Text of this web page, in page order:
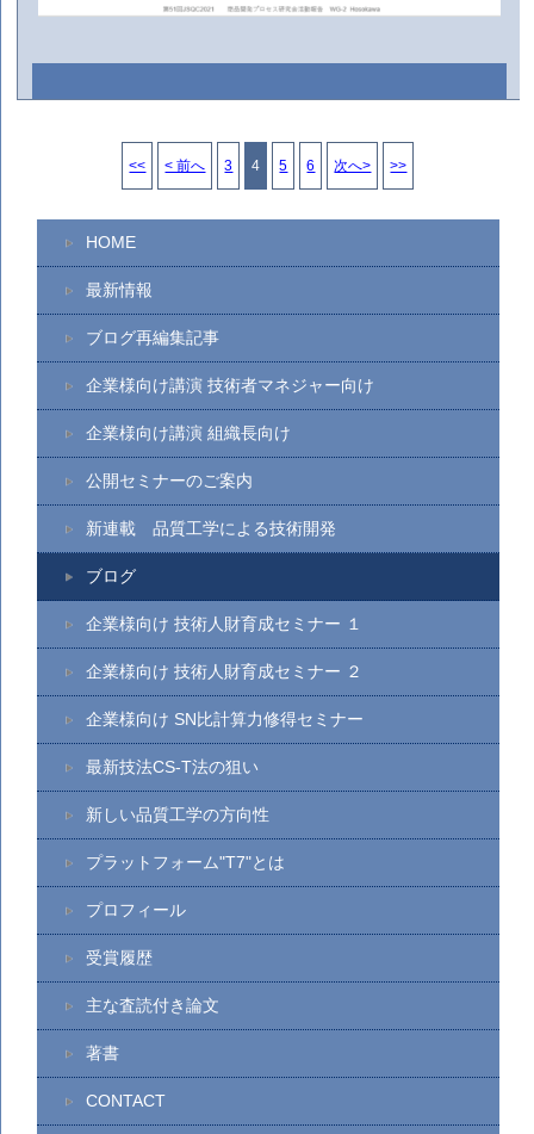
<< < 前へ 3 4 5 6 次へ> >>
HOME
最新情報
ブログ再編集記事
企業様向け講演 技術者マネジャー向け
企業様向け講演 組織長向け
公開セミナーのご案内
新連載 品質工学による技術開発
ブログ
企業様向け 技術人財育成セミナー １
企業様向け 技術人財育成セミナー ２
企業様向け SN比計算力修得セミナー
最新技法CS-T法の狙い
新しい品質工学の方向性
プラットフォーム"T7"とは
プロフィール
受賞履歴
主な査読付き論文
著書
CONTACT